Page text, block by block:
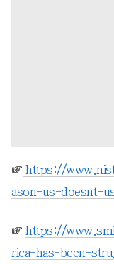
☞ https://
ason-us-doesnt-
☞ https://
rica-has-been-